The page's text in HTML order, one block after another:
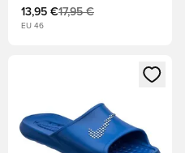
13,95 €17,95 €
EU 46
kot član
Odpre Modal za prijavo ali